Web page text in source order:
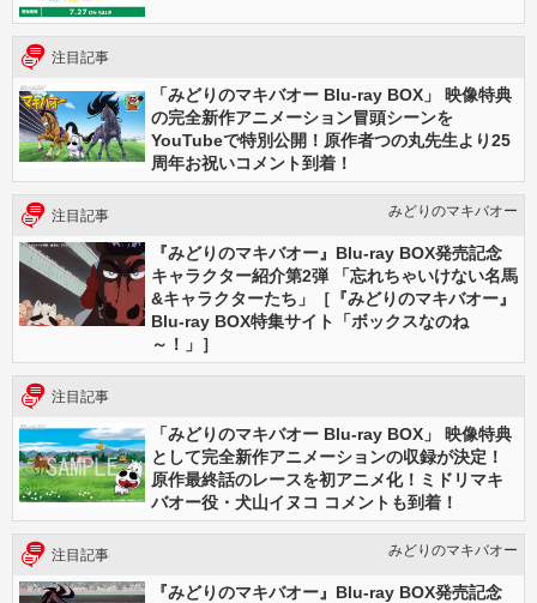
注目記事
「みどりのマキバオー Blu-ray BOX」 映像特典
の完全新作アニメーション冒頭シーンを
YouTubeで特別公開！原作者つの丸先生より25
周年お祝いコメント到着！
注目記事 みどりのマキバオー
『みどりのマキバオー』Blu-ray BOX発売記念
キャラクター紹介第2弾 「忘れちゃいけない名馬
&キャラクターたち」［『みどりのマキバオー』
Blu-ray BOX特集サイト「ボックスなのね
～！」］
注目記事
「みどりのマキバオー Blu-ray BOX」 映像特典
として完全新作アニメーションの収録が決定！
原作最終話のレースを初アニメ化！ミドリマキ
バオー役・犬山イヌコ コメントも到着！
注目記事 みどりのマキバオー
『みどりのマキバオー』Blu-ray BOX発売記念